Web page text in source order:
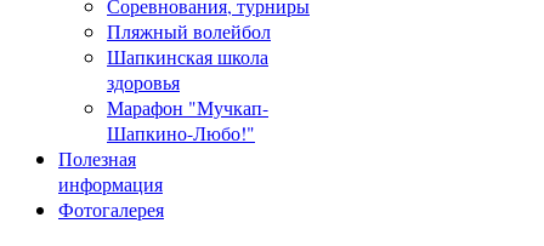
Соревнования, турниры
Пляжный волейбол
Шапкинская школа
здоровья
Марафон "Мучкап-
Шапкино-Любо!"
Полезная
информация
Фотогалерея